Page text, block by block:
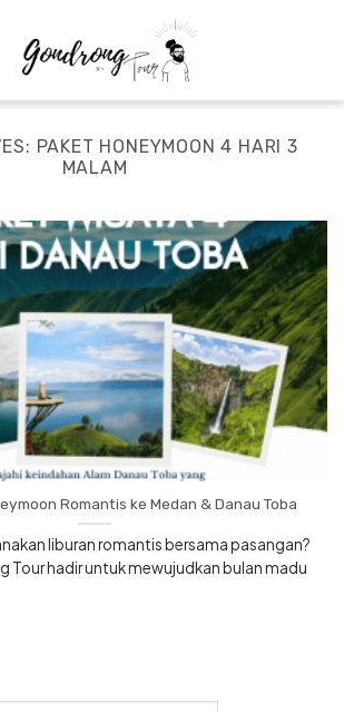
PAKET HONEYMOON 4 HARI 3
MALAM
Romantis ke Medan & Danau Toba
liburan romantis bersama pasangan?
Tour hadir untuk mewujudkan bulan madu